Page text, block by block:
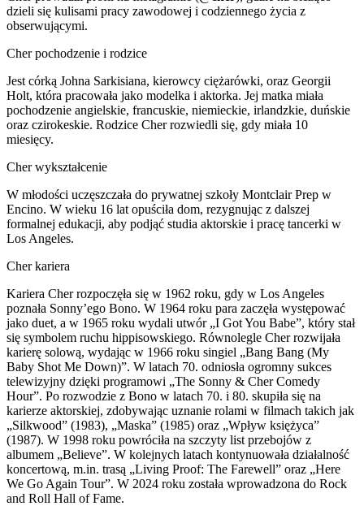
dzieli się kulisami pracy zawodowej i codziennego życia z
obserwującymi.
Cher pochodzenie i rodzice
Jest córką Johna Sarkisiana, kierowcy ciężarówki, oraz Georgii
Holt, która pracowała jako modelka i aktorka. Jej matka miała
pochodzenie angielskie, francuskie, niemieckie, irlandzkie, duńskie
oraz czirokeskie. Rodzice Cher rozwiedli się, gdy miała 10
miesięcy.
Cher wykształcenie
W młodości uczęszczała do prywatnej szkoły Montclair Prep w
Encino. W wieku 16 lat opuściła dom, rezygnując z dalszej
formalnej edukacji, aby podjąć studia aktorskie i pracę tancerki w
Los Angeles.
Cher kariera
Kariera Cher rozpoczęła się w 1962 roku, gdy w Los Angeles
poznała Sonny’ego Bono. W 1964 roku para zaczęła występować
jako duet, a w 1965 roku wydali utwór „I Got You Babe”, który stał
się symbolem ruchu hippisowskiego. Równolegle Cher rozwijała
karierę solową, wydając w 1966 roku singiel „Bang Bang (My
Baby Shot Me Down)”. W latach 70. odniosła ogromny sukces
telewizyjny dzięki programowi „The Sonny & Cher Comedy
Hour”. Po rozwodzie z Bono w latach 70. i 80. skupiła się na
karierze aktorskiej, zdobywając uznanie rolami w filmach takich jak
„Silkwood” (1983), „Maska” (1985) oraz „Wpływ księżyca”
(1987). W 1998 roku powróciła na szczyty list przebojów z
albumem „Believe”. W kolejnych latach kontynuowała działalność
koncertową, m.in. trasą „Living Proof: The Farewell” oraz „Here
We Go Again Tour”. W 2024 roku została wprowadzona do Rock
and Roll Hall of Fame.